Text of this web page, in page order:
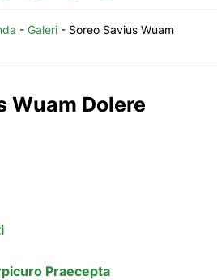
- Galeri- Soreo Savius Wuam
Wuam Dolere
Praecepta